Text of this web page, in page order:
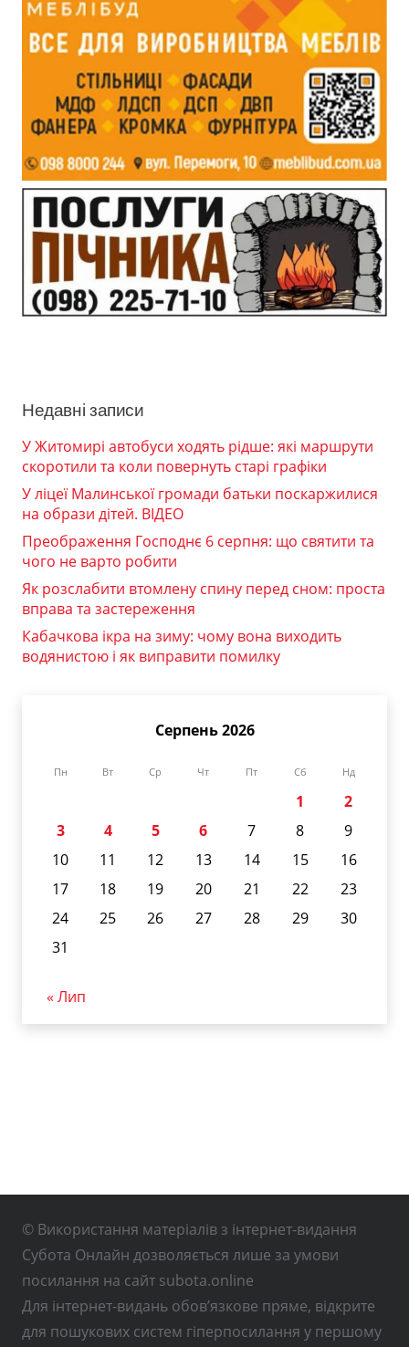
Недавні записи
У Житомирі автобуси ходять рідше: які маршрути
скоротили та коли повернуть старі графіки
У ліцеї Малинської громади батьки поскаржилися
на образи дітей. ВІДЕО
Преображення Господнє 6 серпня: що святити та
чого не варто робити
Як розслабити втомлену спину перед сном: проста
вправа та застереження
Кабачкова ікра на зиму: чому вона виходить
водянистою і як виправити помилку
Серпень 2026
Пн Вт Ср Чт Пт Сб Нд
1
2
3
4 5 6 7 8
9
10
11 12 13 14 15
16
17
18 19 20 21 22
23
24
25 26 27 28 29
30
31
« Лип
© Використання матеріалів з інтернет-видання
Субота Онлайн дозволяється лише за умови
посилання на сайт subota.online
Для інтернет-видань обов’язкове пряме, відкрите
для пошукових систем гіперпосилання у першому